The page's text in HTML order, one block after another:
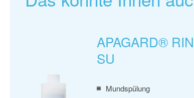
APAGARD®
SU
Mundspülung